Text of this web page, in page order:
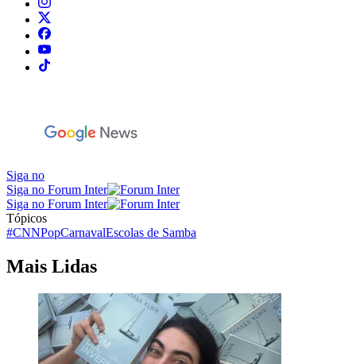
Siga no
Siga no Forum Inter
Siga no Forum Inter
Tópicos
#CNNPopCarnavalEscolas de Samba
Mais Lidas